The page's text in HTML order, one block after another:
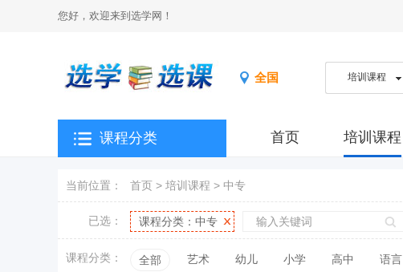
您好，欢迎来到选学网！
全国
课程分类 首页 培训课程
当前位置： 首页 > 培训课程 > 中专
已选： 课程分类： 中专
课程分类： 全部 艺术 幼儿 小学 高中 语言